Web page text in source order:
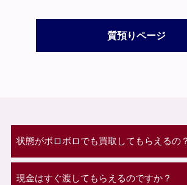
質預りページ
状態がボロボロでも買取してもらえるの？
現金はすぐ渡してもらえるのですか？